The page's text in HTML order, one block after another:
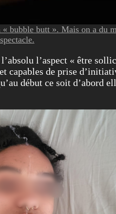
bubble butt ». Mais on a du
spectacle.
l’aspect « être
capables de prise
début ce soit d’abord